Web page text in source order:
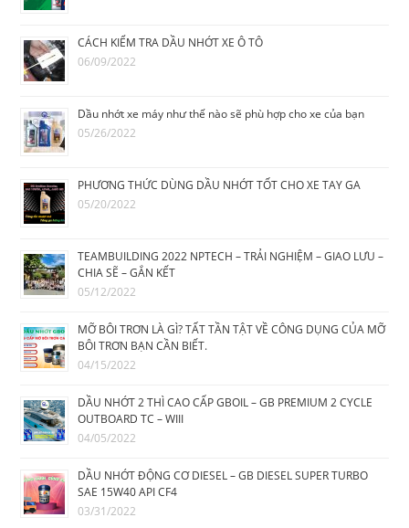
CÁCH KIỂM TRA DẦU NHỚT XE Ô TÔ
06/09/2022
Dầu nhớt xe máy như thế nào sẽ phù hợp cho xe của bạn
05/26/2022
PHƯƠNG THỨC DÙNG DẦU NHỚT TỐT CHO XE TAY GA
05/20/2022
TEAMBUILDING 2022 NPTECH – TRẢI NGHIỆM – GIAO LƯU –
CHIA SẼ – GẮN KẾT
05/12/2022
MỠ BÔI TRƠN LÀ GÌ? TẤT TẦN TẬT VỀ CÔNG DỤNG CỦA MỠ
BÔI TRƠN BẠN CẦN BIẾT.
04/15/2022
DẦU NHỚT 2 THÌ CAO CẤP GBOIL – GB PREMIUM 2 CYCLE
OUTBOARD TC – WIII
04/05/2022
DẦU NHỚT ĐỘNG CƠ DIESEL – GB DIESEL SUPER TURBO
SAE 15W40 API CF4
03/31/2022